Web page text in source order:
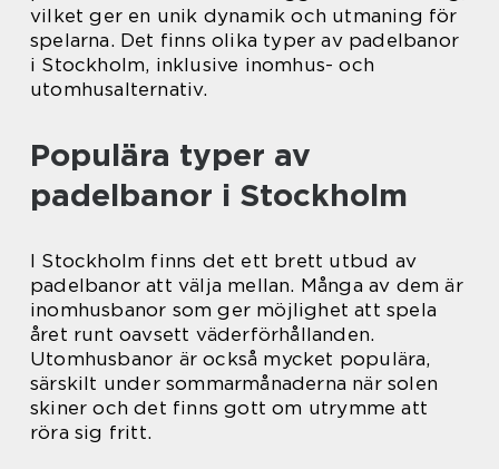
vilket ger en unik dynamik och utmaning för
spelarna. Det finns olika typer av padelbanor
i Stockholm, inklusive inomhus- och
utomhusalternativ.
Populära typer av
padelbanor i Stockholm
I Stockholm finns det ett brett utbud av
padelbanor att välja mellan. Många av dem är
inomhusbanor som ger möjlighet att spela
året runt oavsett väderförhållanden.
Utomhusbanor är också mycket populära,
särskilt under sommarmånaderna när solen
skiner och det finns gott om utrymme att
röra sig fritt.